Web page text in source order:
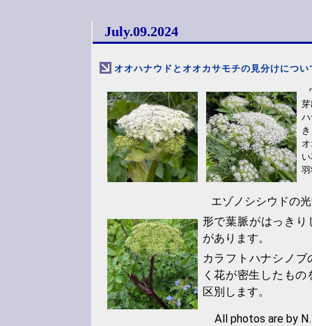
July.09.2024
オオハナウドとオオカサモチの見分けについ
エゾノシシウドの
形で葉脈がはっき
があります。
カラフトハナシノブ
く花が密生したも
区別します。
All photos are by